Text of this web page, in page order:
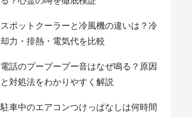
スポットクーラーと冷風機の違いは？冷
却力・排熱・電気代を比較
電話のプープープー音はなぜ鳴る？原因
と対処法をわかりやすく解説
駐車中のエアコンつけっぱなしは何時間